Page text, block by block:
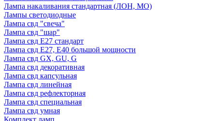
Лампа накаливания стандартная (ЛОН, МО)
Лампы светодиодные
Лампа свд "свеча"
Лампа свд "шар"
Лампа свд E27 стандарт
Лампа свд E27, Е40 большой мощности
Лампа свд GX, GU, G
Лампа свд декоративная
Лампа свд капсульная
Лампа свд линейная
Лампа свд рефлекторная
Лампа свд специальная
Лампа свд умная
Комплект ламп